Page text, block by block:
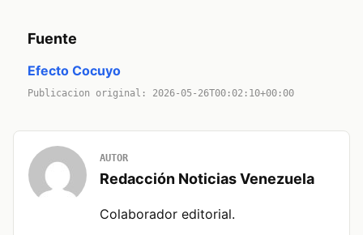
Fuente
Efecto Cocuyo
Publicacion original: 2026-05-26T00:02:10+00:00
AUTOR
Redacción Noticias Venezuela
Colaborador editorial.